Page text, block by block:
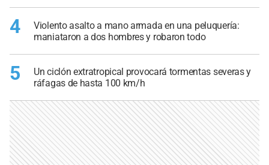
4
Violento asalto a mano armada en una peluquería:
maniataron a dos hombres y robaron todo
5
Un ciclón extratropical provocará tormentas severas y
ráfagas de hasta 100 km/h